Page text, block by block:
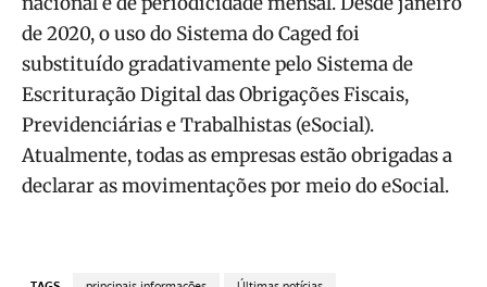
de 2020, o uso do Sistema do Caged foi
substituído gradativamente pelo Sistema de
Escrituração Digital das Obrigações Fiscais,
Previdenciárias e Trabalhistas (eSocial).
Atualmente, todas as empresas estão obrigadas a
declarar as movimentações por meio do eSocial.